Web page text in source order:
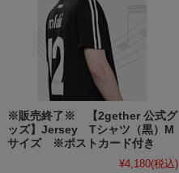
※販売終了※ 【2gether 公式グ
ッズ】Jersey Tシャツ（黒）M
サイズ ※ポストカード付き
¥4,180(税込)